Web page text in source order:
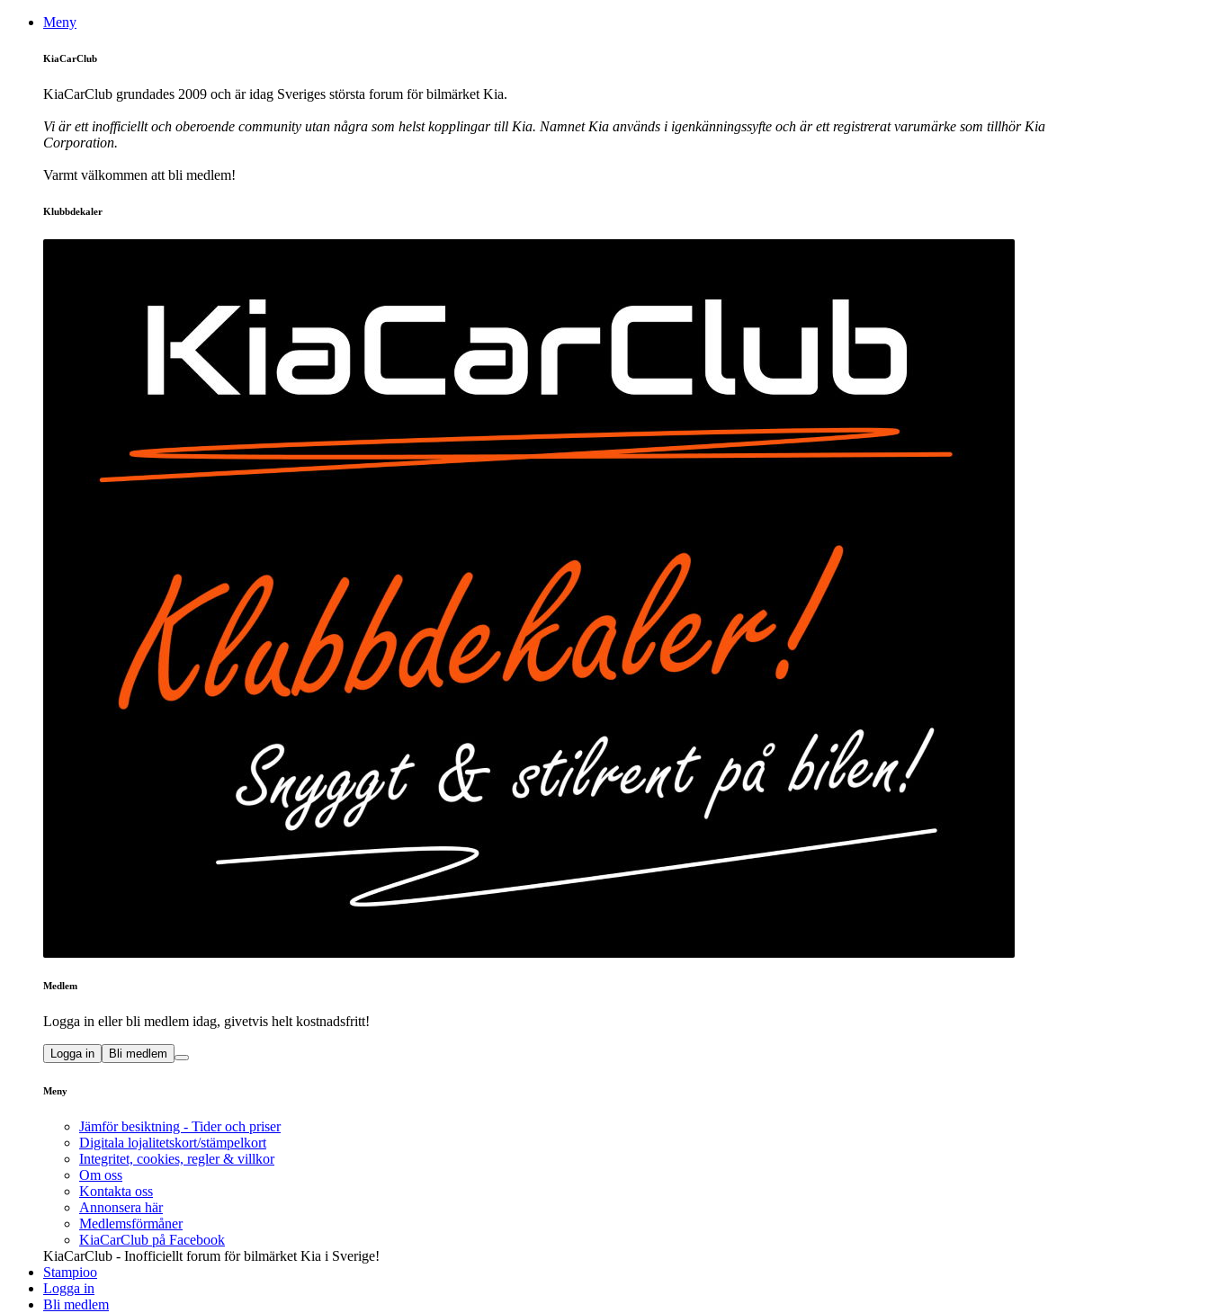
Meny
KiaCarClub
KiaCarClub grundades 2009 och är idag Sveriges största forum för bilmärket Kia.
Vi är ett inofficiellt och oberoende community utan några som helst kopplingar till Kia. Namnet Kia används i igenkänningssyfte och är ett registrerat varumärke som tillhör Kia
Corporation.
Varmt välkommen att bli medlem!
Klubbdekaler
Medlem
Logga in eller bli medlem idag, givetvis helt kostnadsfritt!
Logga in Bli medlem
Meny
Jämför besiktning - Tider och priser
Digitala lojalitetskort/stämpelkort
Integritet, cookies, regler & villkor
Om oss
Kontakta oss
Annonsera här
Medlemsförmåner
KiaCarClub på Facebook
KiaCarClub - Inofficiellt forum för bilmärket Kia i Sverige!
Stampioo
Logga in
Bli medlem